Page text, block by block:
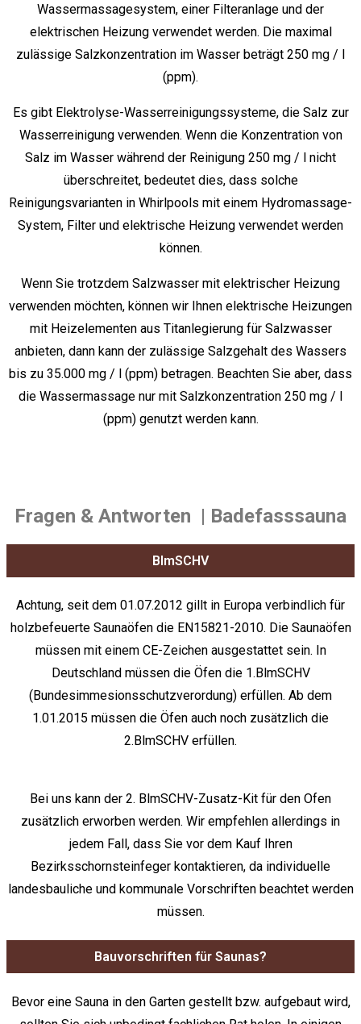
Wassermassagesystem, einer Filteranlage und der
elektrischen Heizung verwendet werden. Die maximal
zulässige Salzkonzentration im Wasser beträgt 250 mg / l
(ppm).
Es gibt Elektrolyse-Wasserreinigungssysteme, die Salz zur
Wasserreinigung verwenden. Wenn die Konzentration von
Salz im Wasser während der Reinigung 250 mg / l nicht
überschreitet, bedeutet dies, dass solche
Reinigungsvarianten in Whirlpools mit einem Hydromassage-
System, Filter und elektrische Heizung verwendet werden
können.
Wenn Sie trotzdem Salzwasser mit elektrischer Heizung
verwenden möchten, können wir Ihnen elektrische Heizungen
mit Heizelementen aus Titanlegierung für Salzwasser
anbieten, dann kann der zulässige Salzgehalt des Wassers
bis zu 35.000 mg / l (ppm) betragen. Beachten Sie aber, dass
die Wassermassage nur mit Salzkonzentration 250 mg / l
(ppm) genutzt werden kann.
Fragen & Antworten | Badefasssauna
BlmSCHV
Achtung, seit dem 01.07.2012 gillt in Europa verbindlich für
holzbefeuerte Saunaöfen die EN15821-2010. Die Saunaöfen
müssen mit einem CE-Zeichen ausgestattet sein. In
Deutschland müssen die Öfen die 1.BlmSCHV
(Bundesimmesionsschutzverordung) erfüllen. Ab dem
1.01.2015 müssen die Öfen auch noch zusätzlich die
2.BlmSCHV erfüllen.
Bei uns kann der 2. BlmSCHV-Zusatz-Kit für den Ofen
zusätzlich erworben werden. Wir empfehlen allerdings in
jedem Fall, dass Sie vor dem Kauf Ihren
Bezirksschornsteinfeger kontaktieren, da individuelle
landesbauliche und kommunale Vorschriften beachtet werden
müssen.
Bauvorschriften für Saunas?
Bevor eine Sauna in den Garten gestellt bzw. aufgebaut wird,